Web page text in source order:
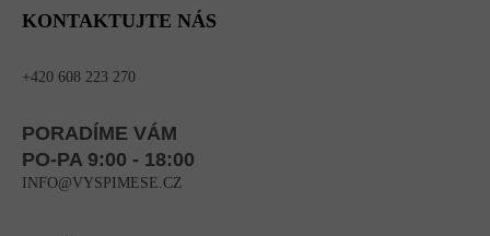
KONTAKTUJTE NÁS
+420 608 223 270
PORADÍME VÁM
PO-PA 9:00 - 18:00
INFO@VYSPIMESE.CZ